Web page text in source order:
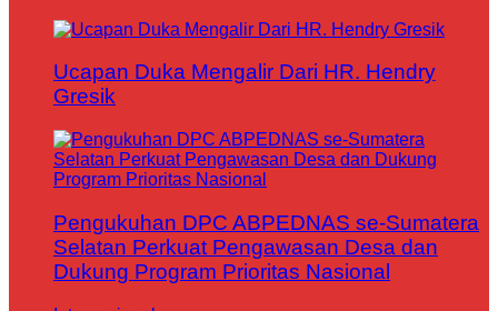
Ucapan Duka Mengalir Dari HR. Hendry
Gresik
Pengukuhan DPC ABPEDNAS se-Sumatera
Selatan Perkuat Pengawasan Desa dan
Dukung Program Prioritas Nasional